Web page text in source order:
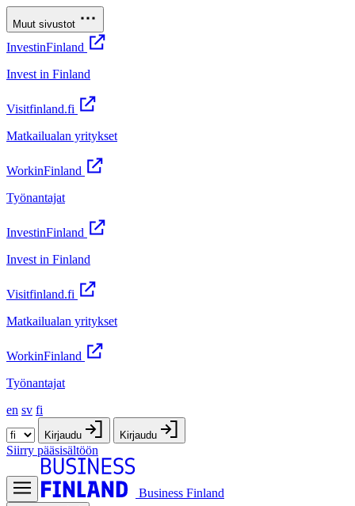
Muut sivustot
InvestinFinland
Invest in Finland
Visitfinland.fi
Matkailualan yritykset
WorkinFinland
Työnantajat
InvestinFinland
Invest in Finland
Visitfinland.fi
Matkailualan yritykset
WorkinFinland
Työnantajat
en sv fi
Kirjaudu Kirjaudu
Siirry pääsisältöön
Business Finland